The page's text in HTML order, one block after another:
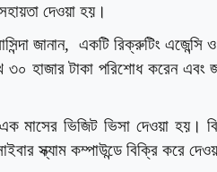
দেওয়া হয়।
জানান, একটি রিক্রুটিং
হাজার টাকা পরিশোধ করেন
ভিজিট ভিসা দেওয়া হয়।
স্ক্যাম কম্পাউন্ডে বিক্রি করে